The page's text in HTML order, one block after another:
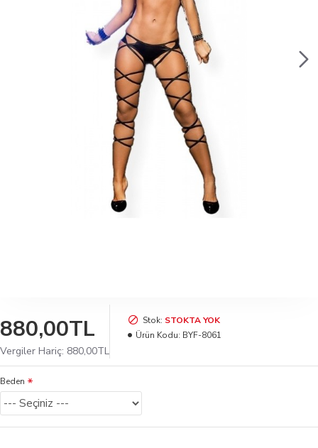
880,00TL
Vergiler Hariç: 880,00TL
Stok: STOKTA YOK
Ürün Kodu: BYF-8061
Beden